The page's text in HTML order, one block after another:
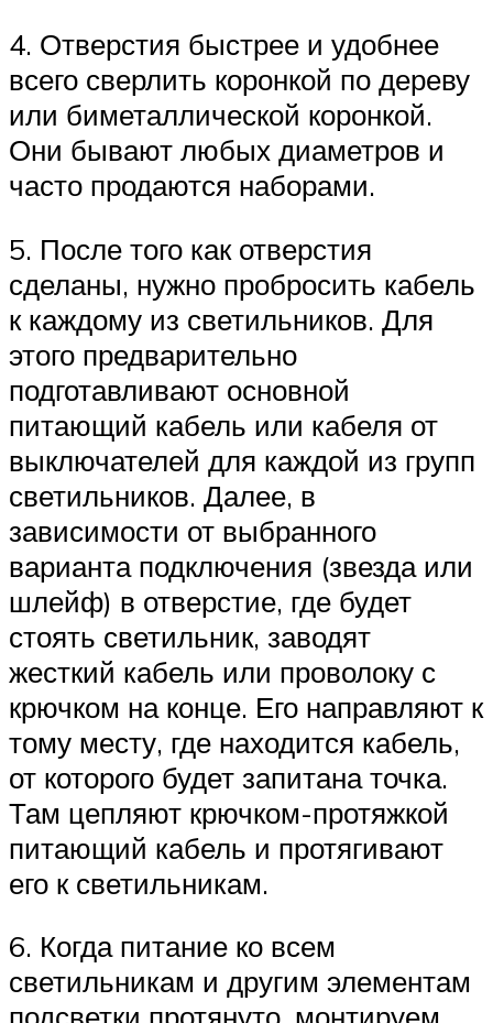
4. Отверстия быстрее и удобнее
всего сверлить коронкой по дереву
или биметаллической коронкой.
Они бывают любых диаметров и
часто продаются наборами.
5. После того как отверстия
сделаны, нужно пробросить кабель
к каждому из светильников. Для
этого предварительно
подготавливают основной
питающий кабель или кабеля от
выключателей для каждой из групп
светильников. Далее, в
зависимости от выбранного
варианта подключения (звезда или
шлейф) в отверстие, где будет
стоять светильник, заводят
жесткий кабель или проволоку с
крючком на конце. Его направляют к
тому месту, где находится кабель,
от которого будет запитана точка.
Там цепляют крючком-протяжкой
питающий кабель и протягивают
его к светильникам.
6. Когда питание ко всем
светильникам и другим элементам